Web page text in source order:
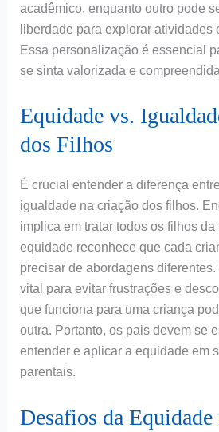
acadêmico, enquanto outro pode
liberdade para explorar atividades
Essa personalização é essencial
se sinta valorizada e
Equidade vs.
dos Filhos
É crucial entender a diferença
igualdade na criação dos filhos.
implica em tratar todos os filhos
equidade reconhece que cada
precisar de abordagens
vital para evitar frustrações e
que funciona para uma criança
outra. Portanto, os pais devem se
entender e aplicar a equidade em
parentais.
Desafios da Equidade